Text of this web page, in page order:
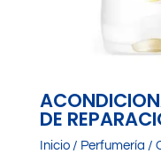
DE
Inicio/ Perfumería /